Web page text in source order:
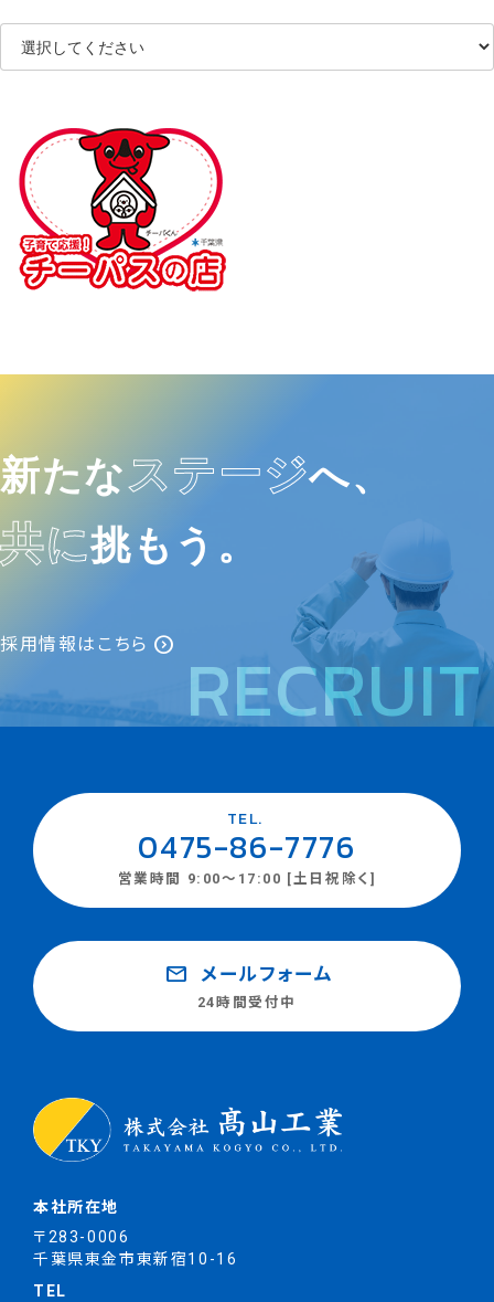
新たなステージへ、
共に挑もう。
RECRUIT
採用情報はこちら expand_circle_right
TEL.
0475-86-7776
営業時間 9:00～17:00 [土日祝除く]
mail メールフォーム
24時間受付中
本社所在地
〒283-0006
千葉県東金市東新宿10-16
TEL